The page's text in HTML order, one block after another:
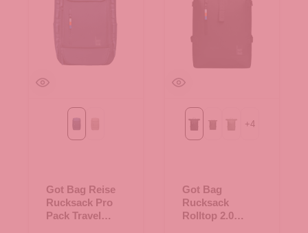
ocean blue
Got Bag Reise
Rucksack Pro
Pack Travel
Blackalgaebass
+4
Got Bag
Rucksack
Rolltop 2.0